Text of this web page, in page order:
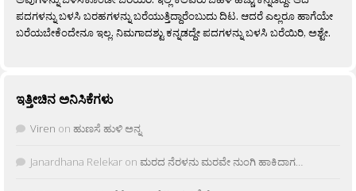
ಪದಗಳನ್ನು ಬಳಸಿ ಬರಹಗಳನ್ನು ಬರೆಯುತ್ತಿದ್ದಾರೆಂಬುದು ದಿಟ. ಆದರೆ ಎಲ್ಲರೂ ಹಾಗೆಯೇ
ಬರೆಯಬೇಕೆಂದೇನೂ ಇಲ್ಲ. ನಿಮಗಾದಶ್ಟು ಕನ್ನಡದ್ದೇ ಪದಗಳನ್ನು ಬಳಸಿ ಬರೆಯಿರಿ, ಅಶ್ಟೇ.
ಇತ್ತೀಚಿನ ಅನಿಸಿಕೆಗಳು
Viren on ಹುಣಸೆ ಹುಳಿ ಅನ್ನ
Janardhana Relekar on ಮರದ ನೆರಳನು ಮರವೇ ನುಂಗಿ ಹಾಕಿದಾಗ…